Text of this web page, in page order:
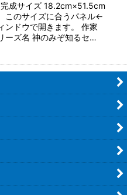
成サイズ 18.2cm×51.5cm
このサイズに合うパネル←
ンドウで開きます。 作家
ーズ名 神のみぞ知るセ…